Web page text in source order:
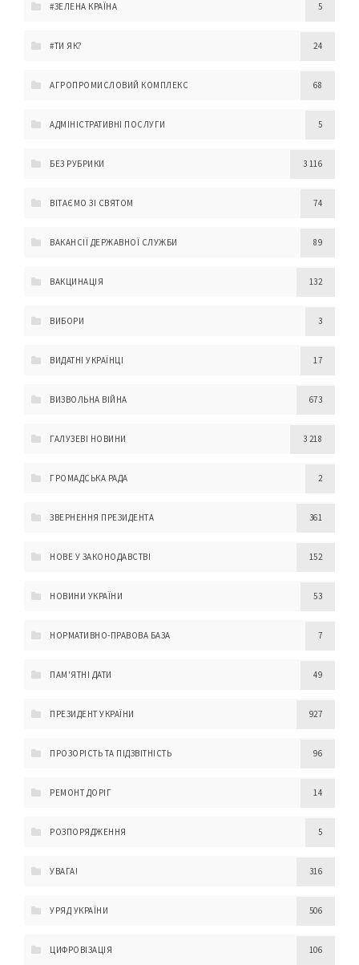
#ЗЕЛЕНА КРАЇНА 5
#ТИ ЯК? 24
АГРОПРОМИСЛОВИЙ КОМПЛЕКС 68
АДМІНІСТРАТИВНІ ПОСЛУГИ 5
БЕЗ РУБРИКИ 3 116
ВІТАЄМО ЗІ СВЯТОМ 74
ВАКАНСІЇ ДЕРЖАВНОЇ СЛУЖБИ 89
ВАКЦИНАЦІЯ 132
ВИБОРИ 3
ВИДАТНІ УКРАЇНЦІ 17
ВИЗВОЛЬНА ВІЙНА 673
ГАЛУЗЕВІ НОВИНИ 3 218
ГРОМАДСЬКА РАДА 2
ЗВЕРНЕННЯ ПРЕЗИДЕНТА 361
НОВЕ У ЗАКОНОДАВСТВІ 152
НОВИНИ УКРАЇНИ 53
НОРМАТИВНО-ПРАВОВА БАЗА 7
ПАМ'ЯТНІ ДАТИ 49
ПРЕЗИДЕНТ УКРАЇНИ 927
ПРОЗОРІСТЬ ТА ПІДЗВІТНІСТЬ 96
РЕМОНТ ДОРІГ 14
РОЗПОРЯДЖЕННЯ 5
УВАГА! 316
УРЯД УКРАЇНИ 506
ЦИФРОВІЗАЦІЯ 106